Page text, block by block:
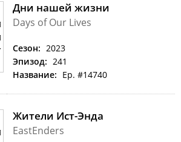
Дни нашей жизни
Days of Our Lives
Сезон: 2023
Эпизод: 241
Название: Ep. #14740
Жители Ист-Энда
EastEnders